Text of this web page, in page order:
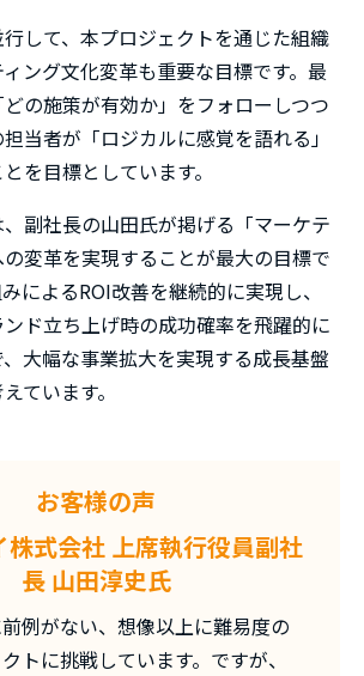
して、本プロジェクトを通じた組織
ング文化変革も重要な目標です。最
の施策が有効か」をフォローしつつ
当者が「ロジカルに感覚を語れる」
を目標としています。
副社長の山田氏が掲げる「マーケテ
変革を実現することが最大の目標で
によるROI改善を継続的に実現し、
ド立ち上げ時の成功確率を飛躍的に
大幅な事業拡大を実現する成長基盤
ています。
お客様の声
株式会社 上席執行役員副社
長 山田淳史氏
例がない、想像以上に難易度の
トに挑戦しています。ですが、